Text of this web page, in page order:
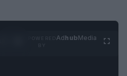
AdhubMedia